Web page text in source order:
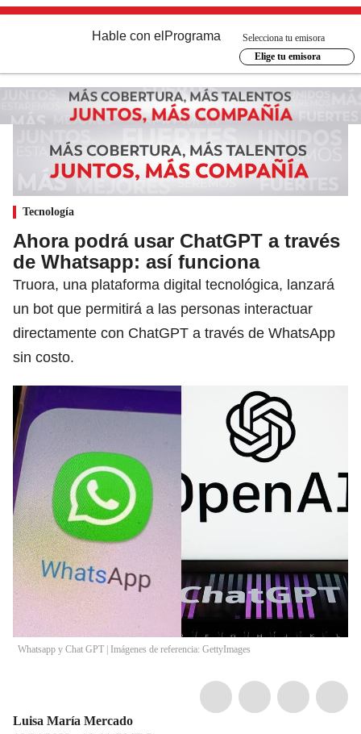
Hable con el Programa
Selecciona tu emisora
Elige tu emisora
Tecnología
Ahora podrá usar ChatGPT a través
de Whatsapp: así funciona
Truora, una plataforma digital tecnológica, lanzará
un bot que permitirá a las personas interactuar
directamente con ChatGPT a través de WhatsApp
sin costo.
Whatsapp y Chat GPT | Imágenes de referencia: GettyImages
Luisa María Mercado